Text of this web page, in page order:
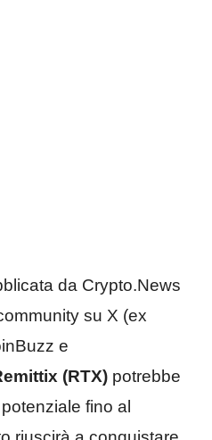
da Crypto.News
su X (ex
e
(RTX) potrebbe
fino al